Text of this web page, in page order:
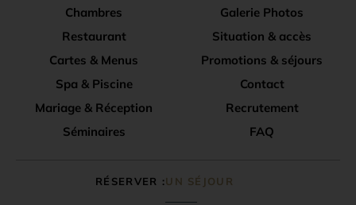
Chambres
Restaurant
Cartes & Menus
Spa & Piscine
Mariage & Réception
Séminaires
Galerie Photos
Situation & accès
Promotions & séjours
Contact
Recrutement
FAQ
RÉSERVER UN SÉJOUR